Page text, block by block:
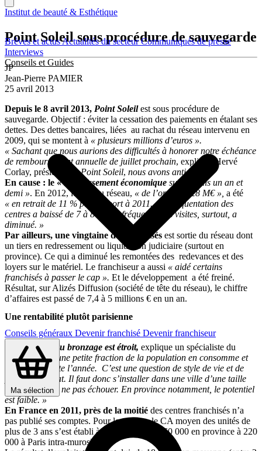
Brèves et actusActualités du secteurCommuniqués de presse
Interviews
Conseils et Guides
Conseils généraux Devenir franchisé Devenir franchiseur
Ma sélection
Institut de beauté & Esthétique
Point Soleil sous procédure de sauvegarde
JP
Jean-Pierre PAMIER
25 avril 2013
Depuis le 8 avril 2013, Point Soleil est sous procédure de
sauvegarde. Objectif : éviter la cessation des paiements en étalant ses
dettes. Des dettes bancaires, liées au rachat du réseau intervenu en
2009, qui se montent à « plusieurs millions d’euros ».
« Sachant que nous aurions des difficultés à honorer notre échéance
de remboursement annuelle de juillet prochain, explique Hervé
Corlay, président dePoint Soleil, nous avons anticipé ».
En cause : le « ralentissement économique subi depuis un an et
demi ». En 2012, le CA du réseau, « de l’ordre de 28 M€ », a été
« en retrait de 11 % par rapport à 2011. La fréquentation des
centres a baissé de 7 à 8 %. La fréquence des visites, surtout, a
diminué. »
Par ailleurs, une vingtaine de franchisés est sortie du réseau dont
un tiers en redressement ou liquidation judiciaire (surtout en
province). Ce qui a diminué les remontées des redevances et des
loyers sur le matériel. Le franchiseur a aussi « aidé certains
franchisés à passer le cap ». Et le développement a été freiné.
Résultat, sur Alizés Diffusion (société de tête du réseau), le chiffre
d’affaires est passé de 7,4 à 5 millions € en un an.
Une rentabilité plutôt parisienne
« Le marché du bronzage est étroit, explique un spécialiste du
secteur.Seule une petite fraction de la population en consomme et
encore pas toute l’année. C’est une question de style de vie et de
pouvoir d’achat. Il faut donc s’installer dans une ville d’une taille
suffisante pour ne pas échouer. En province notamment, le potentiel
est faible. »
En France en 2011, près de la moitié des centres franchisés n’a
pas publié ses comptes. Pour les autres, le CA moyen des unités de
plus de 3 ans s’est établi à 190 000 € (de 160 000 en province à 220
000 à Paris intra-muros).